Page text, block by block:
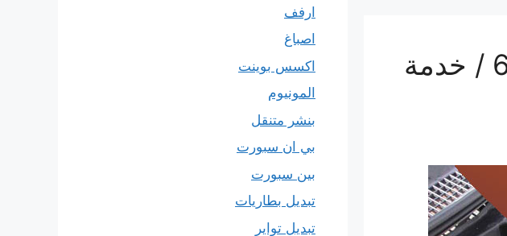
رقم كهربائي سيارات العبدلي / 69622745 / خدمة
ارفف
اصباغ
اكسس بوينت
المونيوم
بنشر متنقل
بي ان سبورت
بين سبورت
تبديل بطاريات
تبديل تواير